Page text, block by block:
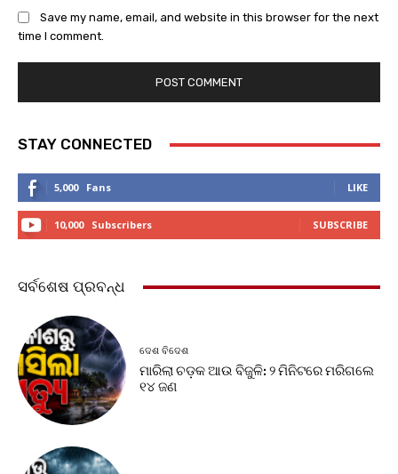
Save my name, email, and website in this browser for the next
time I comment.
STAY CONNECTED
5,000 Fans LIKE
10,000 Subscribers SUBSCRIBE
ସର୍ବଶେଷ ପ୍ରବନ୍ଧ
ଦେଶ ବିଦେଶ
ମାରିଲା ଚଡ଼କ ଆଉ ବିଜୁଳି: ୨ ମିନିଟରେ ମରିଗଲେ
୧୪ ଜଣ